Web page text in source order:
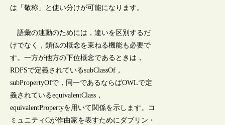
は「敬称」と使い分けが可能になります。
語彙の連動のためには，違いを区別するだ
けでなく，類似の概念を束ねる機能も必要で
す。一方が他方の下位概念であるときは，
RDFSで定義されているsubClassOf，
subPropertyOfで，同一であるならばOWLで定
義されているequivalentClass，
equivalentPropertyを用いて関係を示します。コ
ミュニティCが作曲家を表すためにダブリン・